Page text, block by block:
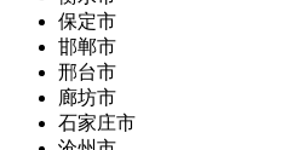
保定市
邯郸市
邢台市
廊坊市
石家庄市